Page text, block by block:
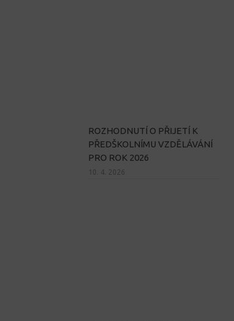
ROZHODNUTÍ O PŘIJETÍ K
PŘEDŠKOLNÍMU VZDĚLÁVÁNÍ
PRO ROK 2026
10. 4. 2026